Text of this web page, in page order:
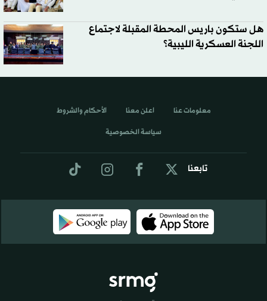
هل ستكون باريس المحطة المقبلة لاجتماع
اللجنة العسكرية الليبية؟
تابعنا
معلومات عنا اعلن معنا الأحكام والشروط
سياسة الخصوصية